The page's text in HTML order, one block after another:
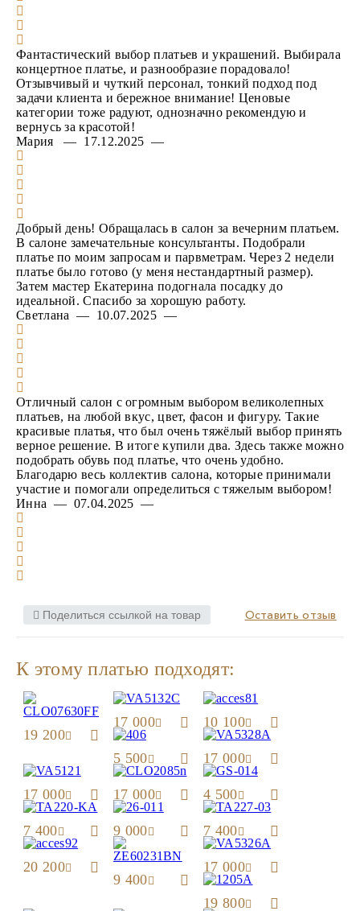
Фантастический выбор платьев и украшений. Выбирала
концертное платье, и разнообразие порадовало!
Отзывчивый и чуткий персонал, тонкий подход под
задачи клиента и бережное внимание! Ценовые
категории тоже радуют, однозначно рекомендую и
вернусь за красотой!
Мария — 17.12.2025 —
Добрый день! Обращалась в салон за вечерним платьем.
В салоне замечательные консультанты. Подобрали
платье по моим запросам и парвметрам. Через 2 недели
платье было готово (у меня нестандартный размер).
Затем мастер Екатерина подогнала посадку до
идеальной. Спасибо за хорошую работу.
Светлана — 10.07.2025 —
Отличный салон с огромным выбором великолепных
платьев, на любой вкус, цвет, фасон и фигуру. Такие
красивые платья, что был очень тяжёлый выбор принять
верное решение. В итоге купили два. Здесь также можно
подобрать обувь под платье, что очень удобно.
Благодарю весь коллектив салона, которые принимали
участие и помогали определиться с тяжелым выбором!
Инна — 07.04.2025 —
Поделиться ссылкой на товар Оставить отзыв
К этому платью подходят:
19 200
17 000 10 100
5 500 17 000
17 000 17 000 4 500
7 400 9 000 7 400
20 200
9 400
17 000
19 800